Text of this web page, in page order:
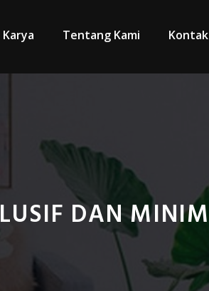
Karya Tentang Kami Kontak
DAN